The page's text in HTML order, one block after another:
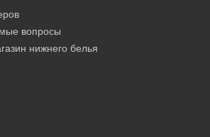
вопросы
нижнего белья